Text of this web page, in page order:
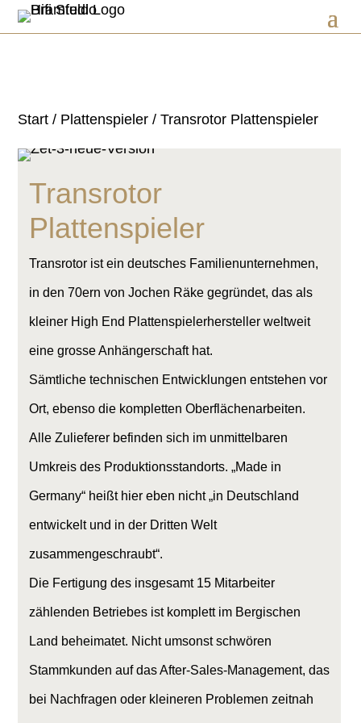
Start / Plattenspieler / Transrotor Plattenspieler
Transrotor
Plattenspieler
Transrotor ist ein deutsches Familienunternehmen,
in den 70ern von Jochen Räke gegründet, das als
kleiner High End Plattenspielerhersteller weltweit
eine grosse Anhängerschaft hat.
Sämtliche technischen Entwicklungen entstehen vor
Ort, ebenso die kompletten Oberflächenarbeiten.
Alle Zulieferer befinden sich im unmittelbaren
Umkreis des Produktionsstandorts. „Made in
Germany“ heißt hier eben nicht „in Deutschland
entwickelt und in der Dritten Welt
zusammengeschraubt“.
Die Fertigung des insgesamt 15 Mitarbeiter
zählenden Betriebes ist komplett im Bergischen
Land beheimatet. Nicht umsonst schwören
Stammkunden auf das After-Sales-Management, das
bei Nachfragen oder kleineren Problemen zeitnah